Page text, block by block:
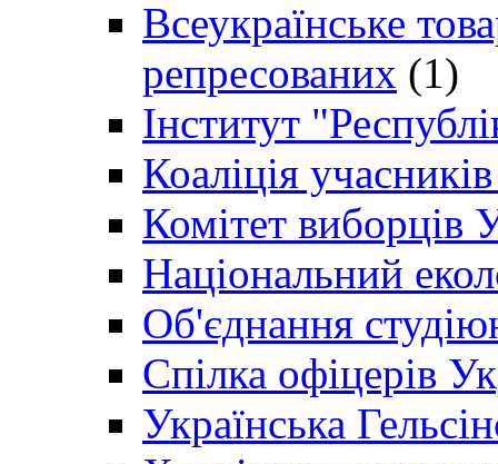
Всеукраїнське
репресованих (1)
Інститут
Коаліція
Комітет виборців
Національний
Об'єднання
Спілка офіцерів
Українська